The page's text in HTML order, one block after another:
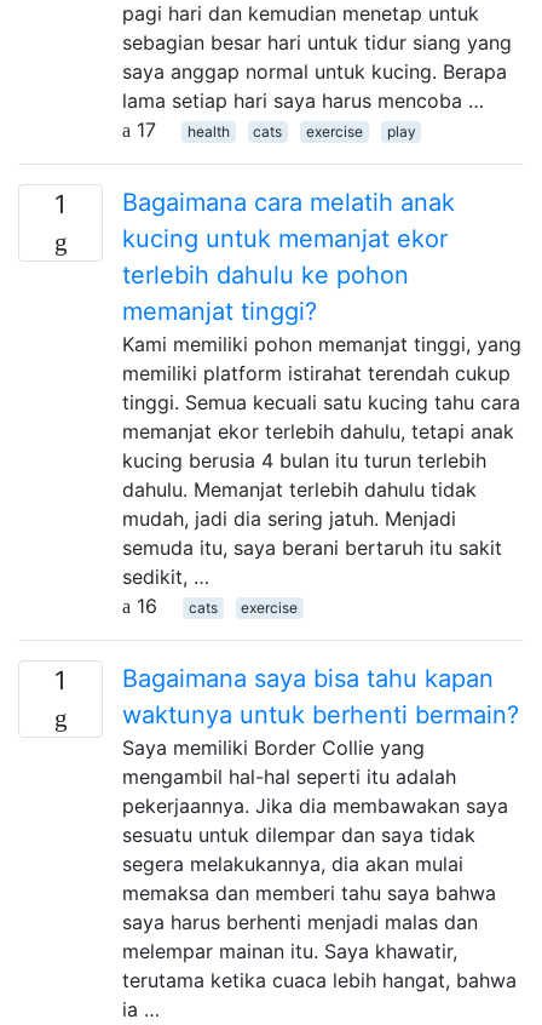
pagi hari dan kemudian menetap untuk
sebagian besar hari untuk tidur siang yang
saya anggap normal untuk kucing. Berapa
lama setiap hari saya harus mencoba …
17
health cats exercise play
1
Bagaimana cara melatih anak
kucing untuk memanjat ekor
terlebih dahulu ke pohon
memanjat tinggi?
Kami memiliki pohon memanjat tinggi, yang
memiliki platform istirahat terendah cukup
tinggi. Semua kecuali satu kucing tahu cara
memanjat ekor terlebih dahulu, tetapi anak
kucing berusia 4 bulan itu turun terlebih
dahulu. Memanjat terlebih dahulu tidak
mudah, jadi dia sering jatuh. Menjadi
semuda itu, saya berani bertaruh itu sakit
sedikit, …
16
cats exercise
1
Bagaimana saya bisa tahu kapan
waktunya untuk berhenti bermain?
Saya memiliki Border Collie yang
mengambil hal-hal seperti itu adalah
pekerjaannya. Jika dia membawakan saya
sesuatu untuk dilempar dan saya tidak
segera melakukannya, dia akan mulai
memaksa dan memberi tahu saya bahwa
saya harus berhenti menjadi malas dan
melempar mainan itu. Saya khawatir,
terutama ketika cuaca lebih hangat, bahwa
ia …